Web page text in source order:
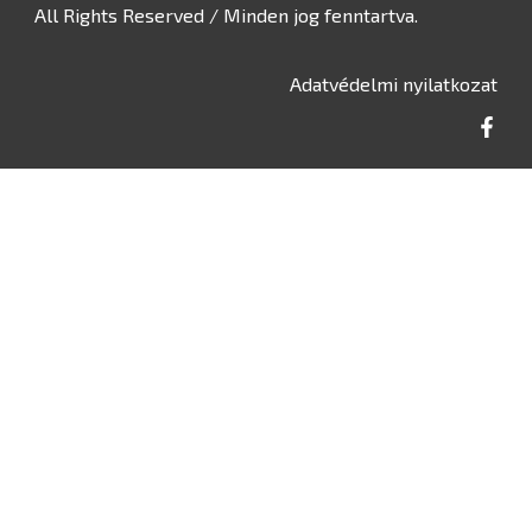
All Rights Reserved / Minden jog fenntartva.
Adatvédelmi nyilatkozat